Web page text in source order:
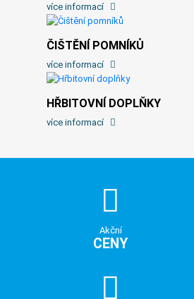
více informací
ČIŠTĚNÍ POMNÍKŮ
více informací
HŘBITOVNÍ DOPLŇKY
více informací
Akční
CENY